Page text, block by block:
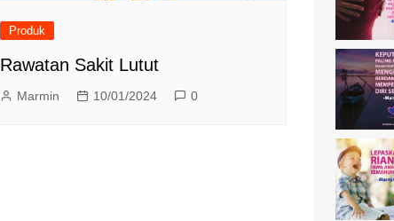
Produk
Rawatan Sakit Lutut
Marmin 10/01/2024 0